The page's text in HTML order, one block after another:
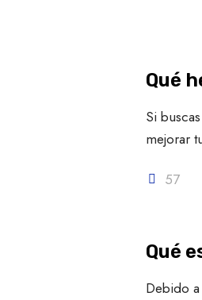
Qué
Si
mejorar
57
Qué
Debido